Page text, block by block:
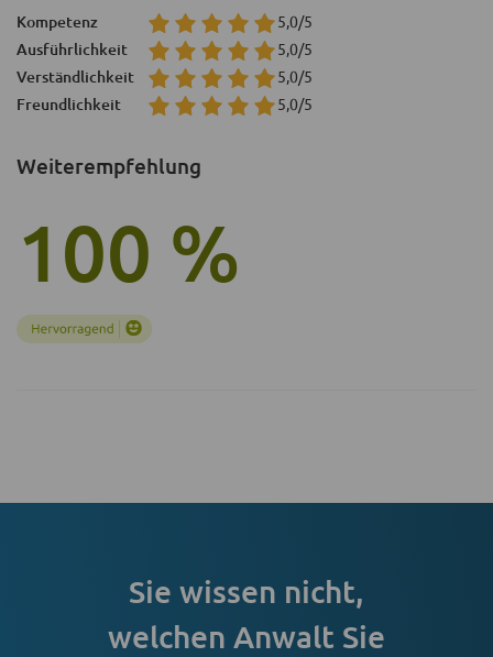
Weiterempfehlung
100 %
Kompetenz 5,0/5
Ausführlichkeit 5,0/5
Verständlichkeit 5,0/5
Freundlichkeit 5,0/5
Sie wissen nicht,
welchen Anwalt Sie